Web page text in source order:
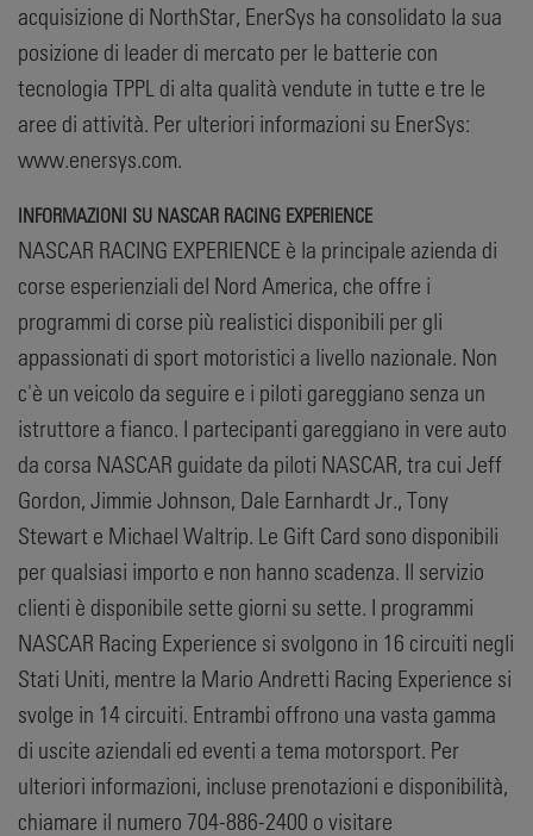
acquisizione di NorthStar, EnerSys ha consolidato la sua
posizione di leader di mercato per le batterie con
tecnologia TPPL di alta qualità vendute in tutte e tre le
aree di attività. Per ulteriori informazioni su EnerSys:
www.enersys.com.
INFORMAZIONI SU NASCAR RACING EXPERIENCE
NASCAR RACING EXPERIENCE è la principale azienda di
corse esperienziali del Nord America, che offre i
programmi di corse più realistici disponibili per gli
appassionati di sport motoristici a livello nazionale. Non
c'è un veicolo da seguire e i piloti gareggiano senza un
istruttore a fianco. I partecipanti gareggiano in vere auto
da corsa NASCAR guidate da piloti NASCAR, tra cui Jeff
Gordon, Jimmie Johnson, Dale Earnhardt Jr., Tony
Stewart e Michael Waltrip. Le Gift Card sono disponibili
per qualsiasi importo e non hanno scadenza. Il servizio
clienti è disponibile sette giorni su sette. I programmi
NASCAR Racing Experience si svolgono in 16 circuiti negli
Stati Uniti, mentre la Mario Andretti Racing Experience si
svolge in 14 circuiti. Entrambi offrono una vasta gamma
di uscite aziendali ed eventi a tema motorsport. Per
ulteriori informazioni, incluse prenotazioni e disponibilità,
chiamare il numero 704-886-2400 o visitare